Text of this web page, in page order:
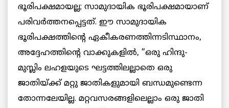
ഭൂരിപക്ഷമായല്ല; സാമുദായിക ഭൂരിപക്ഷമായാണ്
പരിവര്‍ത്തനപ്പെട്ടത്. ഈ സാമുദായിക
ഭൂരിപക്ഷത്തിന്റെ ഏകീകരണത്തിന്നടിസ്ഥാനം,
അദ്ദേഹത്തിന്റെ വാക്കുകളില്‍, ”ഒരു ഹിന്ദു-
മുസ്ലിം ലഹളയുടെ ഘട്ടത്തിലല്ലാതെ ഒരു
ജാതിയ്ക്ക് മറ്റു ജാതികളുമായി ബന്ധമുണ്ടെന്ന
തോന്നലേയില്ല. മറ്റവസരങ്ങളിലെല്ലാം ഒരു ജാതി